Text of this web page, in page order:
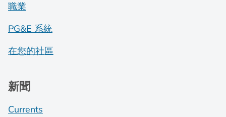
職業
PG&E 系統
在您的社區
新聞
Currents